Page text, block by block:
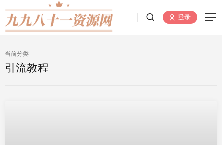
登录
当前分类
引流教程